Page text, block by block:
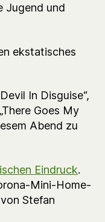
Jugend und
ekstatisches
In Disguise“,
Goes My
Abend zu
Eindruck.
Mini-Home-
Stefan